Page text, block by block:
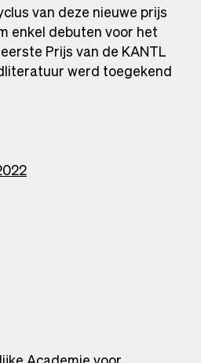
van deze nieuwe prijs
enkel debuten voor het
Prijs van de KANTL
werd toegekend